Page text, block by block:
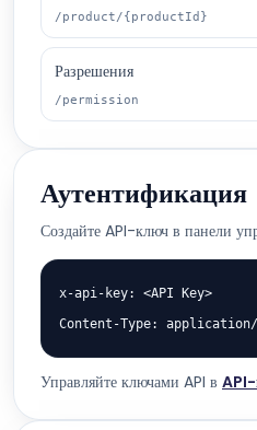
/product/{productId}
Разрешения
/permission
Аутентификация
Создайте API-ключ в панели
x-api-key: <API Key>
Content-Type:
Управляйте ключами API в API-